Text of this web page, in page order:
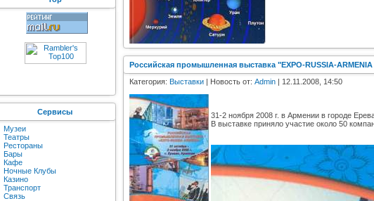
Сервисы
Музеи
Театры
Рестораны
Бары
Кафе
Ночные Клубы
Казино
Транспорт
Связь
Российская промышленная выставка "EXPO-RUSSIA-
Категория: Выставки | Новость от: Admin | 12.11.2008, 14:50
31-2 ноября 2008 г. в Армении в городе
В выставке приняло участие около 50